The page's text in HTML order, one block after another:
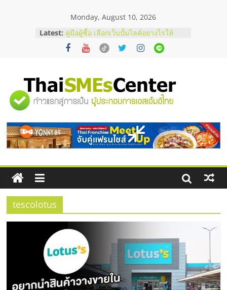
Monday, August 10, 2026
Latest:
สัมมนาออนไลน์ โอกาสบริหารสถานี
บริการน้ำมัน Shell
คู่มือผู้ซื้อ เลือกเว็บปั้มไลค์อย่างไรให้
เหมาะกับเป้าหมายของธุรกิจ
FAQ รวมคำถามยอดฮิตเกี่ยวกับการ
ปั้มฟอลติ๊กตอกที่เจ้าของธุรกิจควรรู้
อยากหาเงินทุน เพิ่มสภาพคล่องให้ธุรกิจ
"ศูนย์
รวม
ข้อมูล
ธุรกิจ
SME
แห่ง
ประเทศไทย,
tescolotus